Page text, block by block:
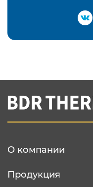
Подтвердить e-
Вы соглашаетесь с
О компании
Продукция